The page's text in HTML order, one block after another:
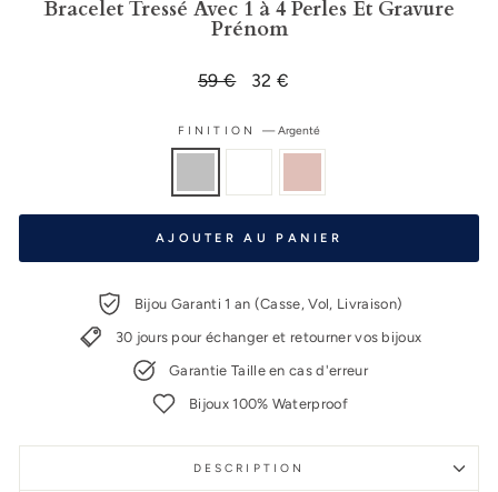
Bracelet Tressé Avec 1 à 4 Perles Et Gravure
Prénom
Prix
59 €
Prix
32 €
FINITION —Argenté
AJOUTER AU PANIER
Bijou Garanti 1 an (Casse, Vol, Livraison)
30 jours pour échanger et retourner vos bijoux
Garantie Taille en cas d'erreur
Bijoux 100% Waterproof
DESCRIPTION